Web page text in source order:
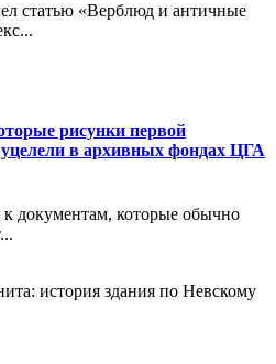
статью «Верблюд и античные
рисунки первой
в архивных фондах ЦГА
к документам, которые обычно